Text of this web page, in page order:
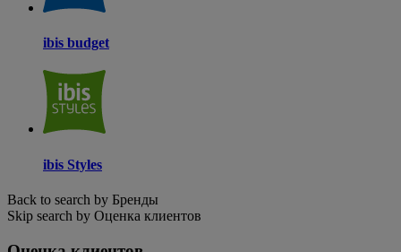
ibis budget
ibis Styles
Back to search by Бренды
Skip search by Оценка клиентов